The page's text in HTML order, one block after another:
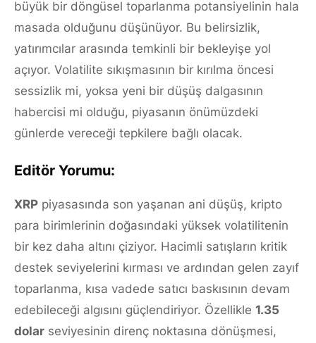
büyük bir döngüsel toparlanma potansiyelinin hala
masada olduğunu düşünüyor. Bu belirsizlik,
yatırımcılar arasında temkinli bir bekleyişe yol
açıyor. Volatilite sıkışmasının bir kırılma öncesi
sessizlik mi, yoksa yeni bir düşüş dalgasının
habercisi mi olduğu, piyasanın önümüzdeki
günlerde vereceği tepkilere bağlı olacak.
Editör Yorumu:
XRP piyasasında son yaşanan ani düşüş, kripto
para birimlerinin doğasındaki yüksek volatilitenin
bir kez daha altını çiziyor. Hacimli satışların kritik
destek seviyelerini kırması ve ardından gelen zayıf
toparlanma, kısa vadede satıcı baskısının devam
edebileceği algısını güçlendiriyor. Özellikle 1.35
dolar seviyesinin direnç noktasına dönüşmesi,